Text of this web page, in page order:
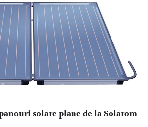
solare plane de la Solarom